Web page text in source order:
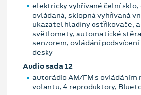
elektricky vyhřívané čelní
ovládaná, sklopná vyhřívaná
ukazatel hladiny ostřikovače,
světlomety, automatické
senzorem, ovládání
desky
Audio sada 12
autorádio AM/FM s ovládáním
volantu, 4 reproduktory,